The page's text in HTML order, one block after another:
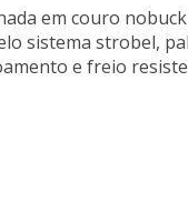
em couro
sistema strobel,
e freio